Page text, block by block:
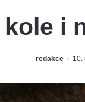
kole i
redakce 10.